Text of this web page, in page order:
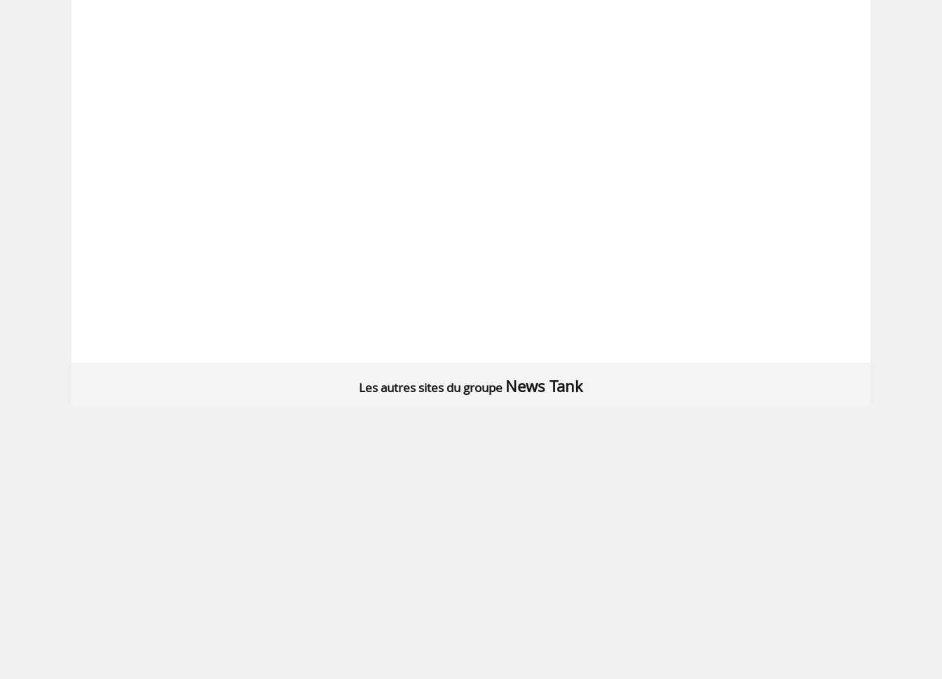
Les autres sites du groupe News Tank